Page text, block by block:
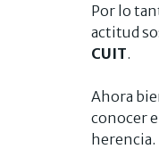
Por lo
actitud
CUIT.
Ahora
conocer
herencia.